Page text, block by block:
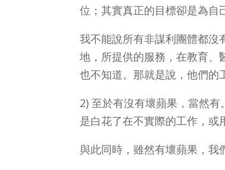
位；其實真正的目標卻是為自
我不能說所有非謀利團體都沒
地，所提供的服務，在教育、
也不知道。那就是說，他們的
2) 至於有沒有壞蘋果，當然
是白花了在不實際的工作，或
與此同時，雖然有壞蘋果，我